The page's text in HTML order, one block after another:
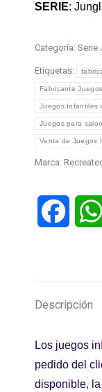
SERIE:
Categoría: Serie
Etiquetas:
Fabricante
Juegos Infantiles
Juegos para
Venta de Juegos
Marca:
Descripción
Los juegos
pedido del
disponible,